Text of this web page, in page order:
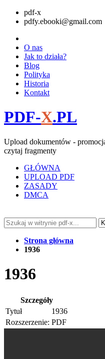
pdf-x
pdfy.ebooki@gmail.com
O nas
Jak to działa?
Blog
Polityka
Historia
Kontakt
PDF-X.PL
Upload dokumentów -
czytaj fragmenty
GŁÓWNA
UPLOAD PDF
ZASADY
DMCA
Strona główna
1936
1936
Szczegóły
Tytuł
1936
Rozszerzenie: PDF